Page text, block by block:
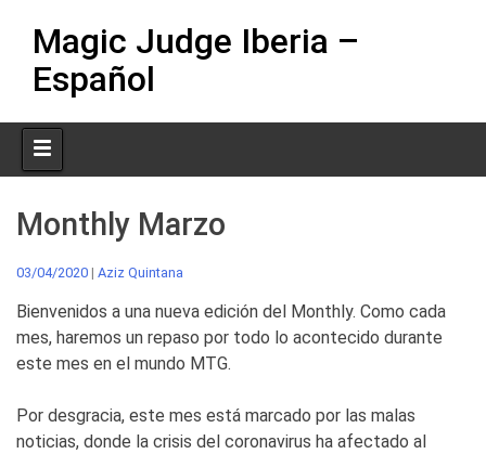
content
Magic Judge Iberia –
Español
Monthly Marzo
03/04/2020 | Aziz Quintana
Bienvenidos a una nueva edición del Monthly. Como cada
mes, haremos un repaso por todo lo acontecido durante
este mes en el mundo MTG.
Por desgracia, este mes está marcado por las malas
noticias, donde la crisis del coronavirus ha afectado al